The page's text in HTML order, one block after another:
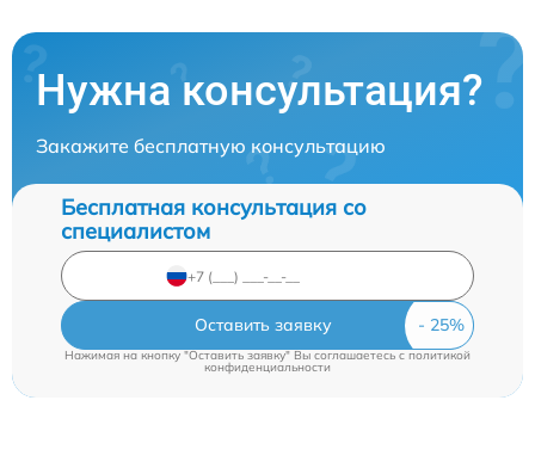
Нужна консультация?
Закажите бесплатную консультацию
Бесплатная консультация со
специалистом
Оставить заявку
Нажимая на кнопку "Оставить заявку" Вы соглашаетесь cполитикой
конфиденциальности